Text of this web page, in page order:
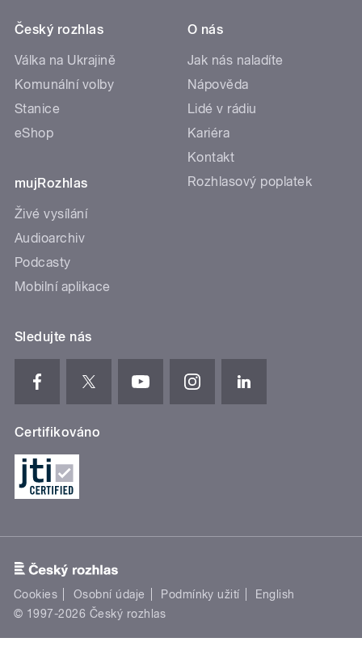
Český rozhlas
Válka na Ukrajině
Komunální volby
Stanice
eShop
mujRozhlas
Živé vysílání
Audioarchiv
Podcasty
Mobilní aplikace
O nás
Jak nás naladíte
Nápověda
Lidé v rádiu
Kariéra
Kontakt
Rozhlasový poplatek
Sledujte nás
Certifikováno
Cookies Osobní údaje Podmínky užití
English
© 1997-2026 Český rozhlas